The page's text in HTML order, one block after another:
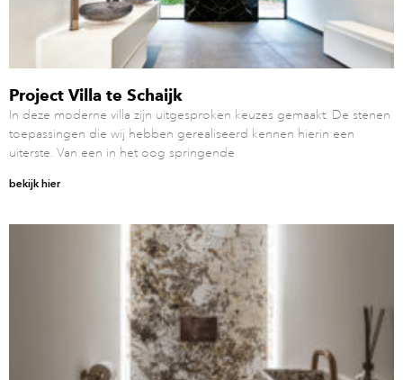
Project Villa te Schaijk
In deze moderne villa zijn uitgesproken keuzes gemaakt. De stenen
toepassingen die wij hebben gerealiseerd kennen hierin een
uiterste. Van een in het oog springende
bekijk hier